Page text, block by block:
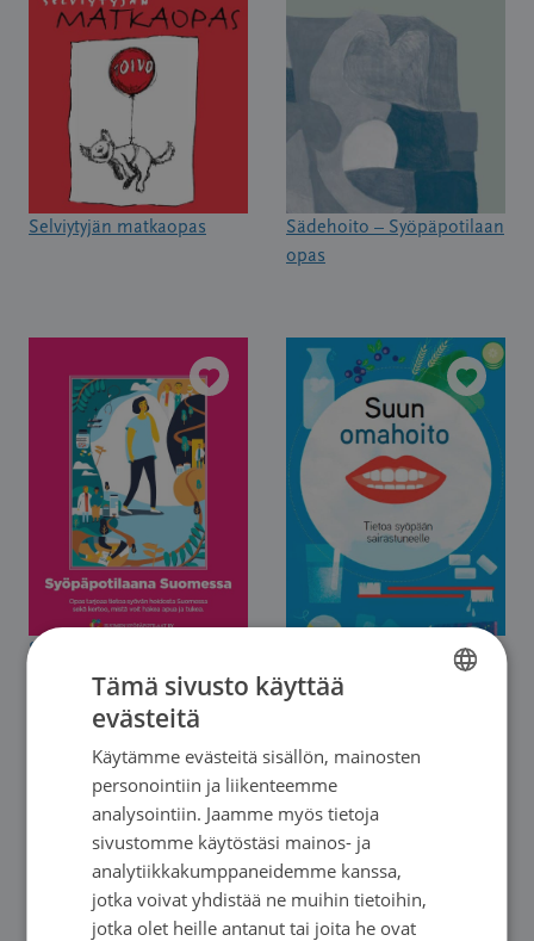
Selviytyjän matkaopas
Sädehoito – Syöpäpotilaan
opas
Syöpäpotilaana Suomessa
Suun omahoito – Tietoa
syöpään sairastuneelle
SWEDISH
Tämä sivusto käyttää
evästeitä
Käytämme evästeitä sisällön, mainosten
personointiin ja liikenteemme
analysointiin. Jaamme myös tietoja
sivustomme käytöstäsi mainos- ja
analytiikkakumppaneidemme kanssa,
jotka voivat yhdistää ne muihin tietoihin,
jotka olet heille antanut tai joita he ovat